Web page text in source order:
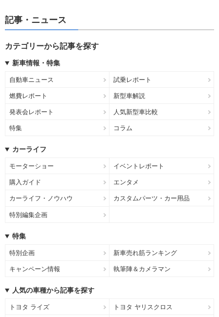
記事・ニュース
カテゴリーから記事を探す
新車情報・特集
自動車ニュース 試乗レポート
燃費レポート 新型車解説
発表会レポート 人気新型車比較
特集 コラム
カーライフ
モーターショー イベントレポート
購入ガイド エンタメ
カーライフ・ノウハウ カスタムパーツ・カー用品
特別編集企画
特集
特別企画 新車売れ筋ランキング
キャンペーン情報 執筆陣＆カメラマン
人気の車種から記事を探す
トヨタ ライズ トヨタ ヤリスクロス